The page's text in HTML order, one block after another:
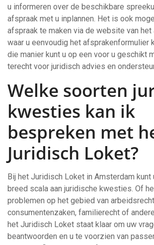
u informeren over de beschikbare
afspraak met u inplannen. Het is ook
afspraak te maken via de website van
waar u eenvoudig het afsprakenformulier
die manier kunt u op een voor u geschikt
terecht voor juridisch advies en
Welke soorten
kwesties kan ik
bespreken met
Juridisch Loket?
Bij het Juridisch Loket in Amsterdam kunt
breed scala aan juridische kwesties. Of
problemen op het gebied van
consumentenzaken, familierecht of
het Juridisch Loket staat klaar om uw
beantwoorden en u te voorzien van